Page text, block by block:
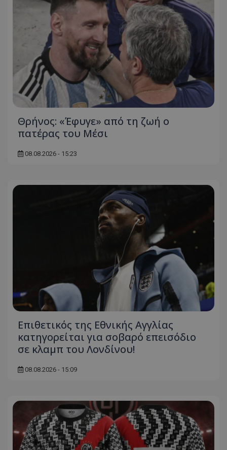
Θρήνος: «Έφυγε» από τη ζωή ο
πατέρας του Μέσι
08.08.2026 - 15:23
Επιθετικός της Εθνικής Αγγλίας
κατηγορείται για σοβαρό επεισόδιο
σε κλαμπ του Λονδίνου!
08.08.2026 - 15:09